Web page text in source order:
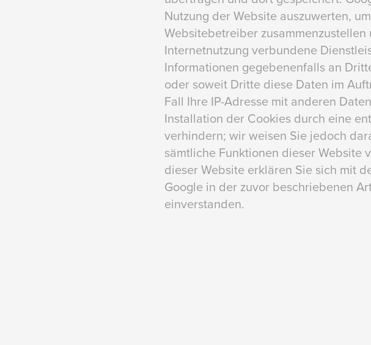
Nutzung der Website auszuwerten,
Websitebetreiber
Internetnutzung verbundene
Informationen gegebenenfalls an
oder soweit Dritte diese Daten im
Fall Ihre IP-Adresse mit anderen
Installation der Cookies durch eine
verhindern; wir weisen Sie jedoch
sämtliche Funktionen dieser Website
dieser Website erklären Sie sich mit
Google in der zuvor beschriebenen
einverstanden.